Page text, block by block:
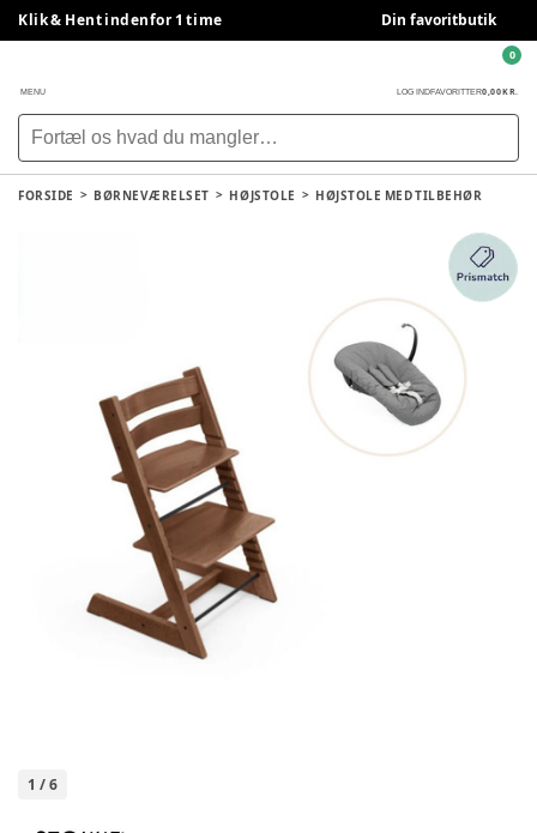
Klik & Hent indenfor 1 time Din favoritbutik
MENU LOG INDFAVORITTER0,00 KR.
0
FORSIDE BØRNEVÆRELSET HØJSTOLE HØJSTOLE MED TILBEHØR
1 /6